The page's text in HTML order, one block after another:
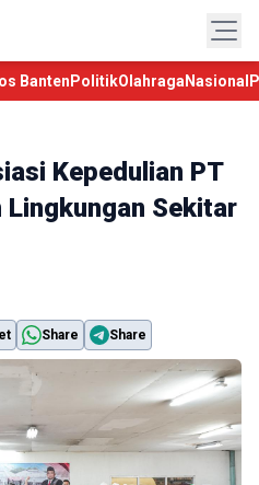
Banten PolitikOlahraga Nasional
Kepedulian PT
Lingkungan Sekitar
Share Share